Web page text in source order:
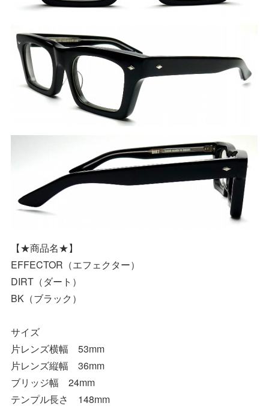
【★商品名★】
EFFECTOR（エフェクター）
DIRT（ダート）
BK（ブラック）
サイズ
片レンズ横幅 53mm
片レンズ縦幅 36mm
ブリッジ幅 24mm
テンプル長さ 148mm